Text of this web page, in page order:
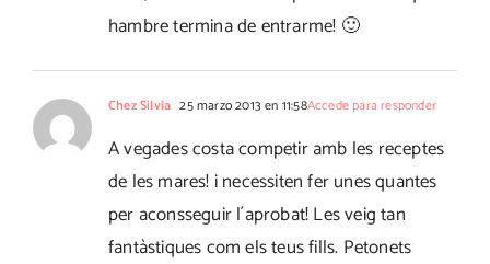
hambre termina de entrarme! 🙂
Chez Silvia 25 marzo 2013 en 11:58Accede para responder
A vegades costa competir amb les receptes
de les mares! i necessiten fer unes quantes
per aconsseguir l´aprobat! Les veig tan
fantàstiques com els teus fills. Petonets